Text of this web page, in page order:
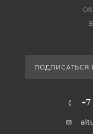
ПОДПИСАТЬСЯ
+7